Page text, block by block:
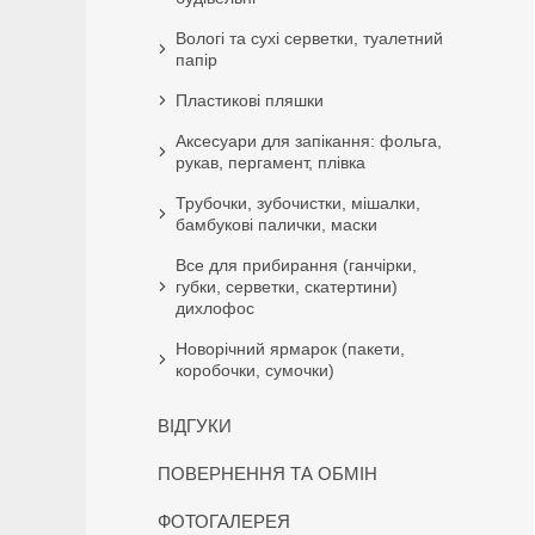
Вологі та сухі серветки, туалетний
папір
Пластикові пляшки
Аксесуари для запікання: фольга,
рукав, пергамент, плівка
Трубочки, зубочистки, мішалки,
бамбукові палички, маски
Все для прибирання (ганчірки,
губки, серветки, скатертини)
дихлофос
Новорічний ярмарок (пакети,
коробочки, сумочки)
ВІДГУКИ
ПОВЕРНЕННЯ ТА ОБМІН
ФОТОГАЛЕРЕЯ